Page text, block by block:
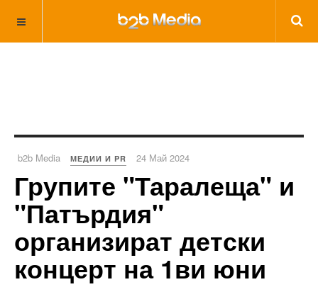
b2b Media МЕДИИ И PR 24 Май 2024
Групите "Таралеща" и
"Патърдия"
организират детски
концерт на 1ви юни